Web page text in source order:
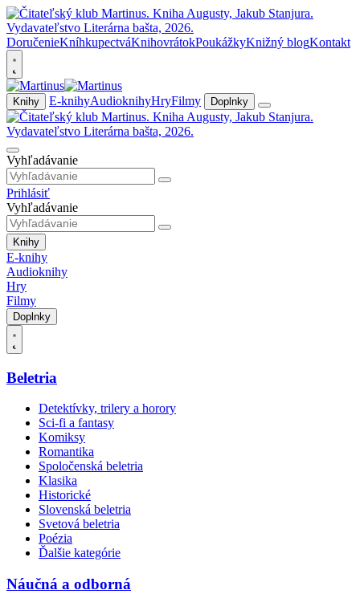
DoručenieKníhkupectváKnihovrátokPoukážkyKnižný blogKontakt
Knihy E-knihyAudioknihyHryFilmy Doplnky
Vyhľadávanie
Prihlásiť
Vyhľadávanie
Knihy
E-knihy
Audioknihy
Hry
Filmy
Doplnky
Beletria
Detektívky, trilery a horory
Sci-fi a fantasy
Komiksy
Romantika
Spoločenská beletria
Klasika
Historické
Slovenská beletria
Svetová beletria
Poézia
Ďalšie kategórie
Náučná a odborná